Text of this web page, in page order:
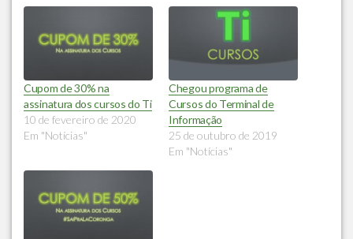
Cupom de 30% na
assinatura dos cursos do Ti
10 de fevereiro de 2020
Em "Notícias"
Chegou programa de
Cursos do Terminal de
Informação
25 de outubro de 2019
Em "Notícias"